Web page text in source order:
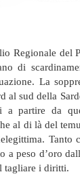
Regionale del
di
. La
al sud della
a partire da
al di là del
Tanto
a peso d’oro
tagliare i diritti.